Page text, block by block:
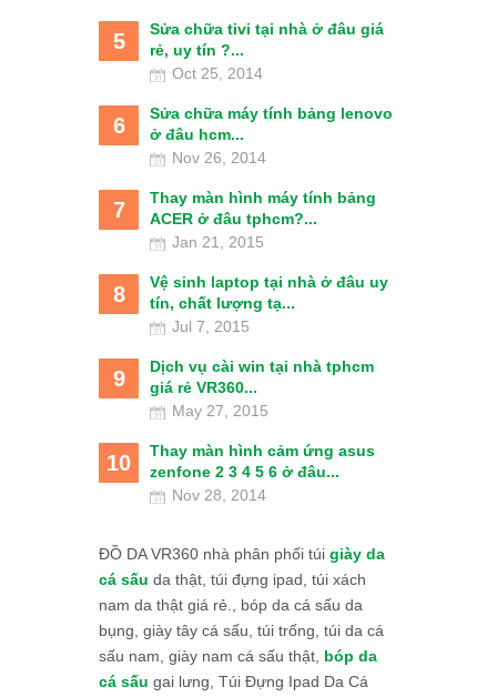
5
Sửa chữa tivi tại nhà ở đâu giá
rẻ, uy tín ?...
Oct 25, 2014
6
Sửa chữa máy tính bảng lenovo
ở đâu hcm...
Nov 26, 2014
7
Thay màn hình máy tính bảng
ACER ở đâu tphcm?...
Jan 21, 2015
8
Vệ sinh laptop tại nhà ở đâu uy
tín, chất lượng tạ...
Jul 7, 2015
9
Dịch vụ cài win tại nhà tphcm
giá rẻ VR360...
May 27, 2015
10
Thay màn hình cảm ứng asus
zenfone 2 3 4 5 6 ở đâu...
Nov 28, 2014
ĐỒ DA VR360 nhà phân phối túi giày da
cá sấu da thật, túi đựng ipad, túi xách
nam da thật giá rẻ., bóp da cá sấu da
bụng, giày tây cá sấu, túi trống, túi da cá
sấu nam, giày nam cá sấu thật, bóp da
cá sấu gai lưng, Túi Đựng Ipad Da Cá